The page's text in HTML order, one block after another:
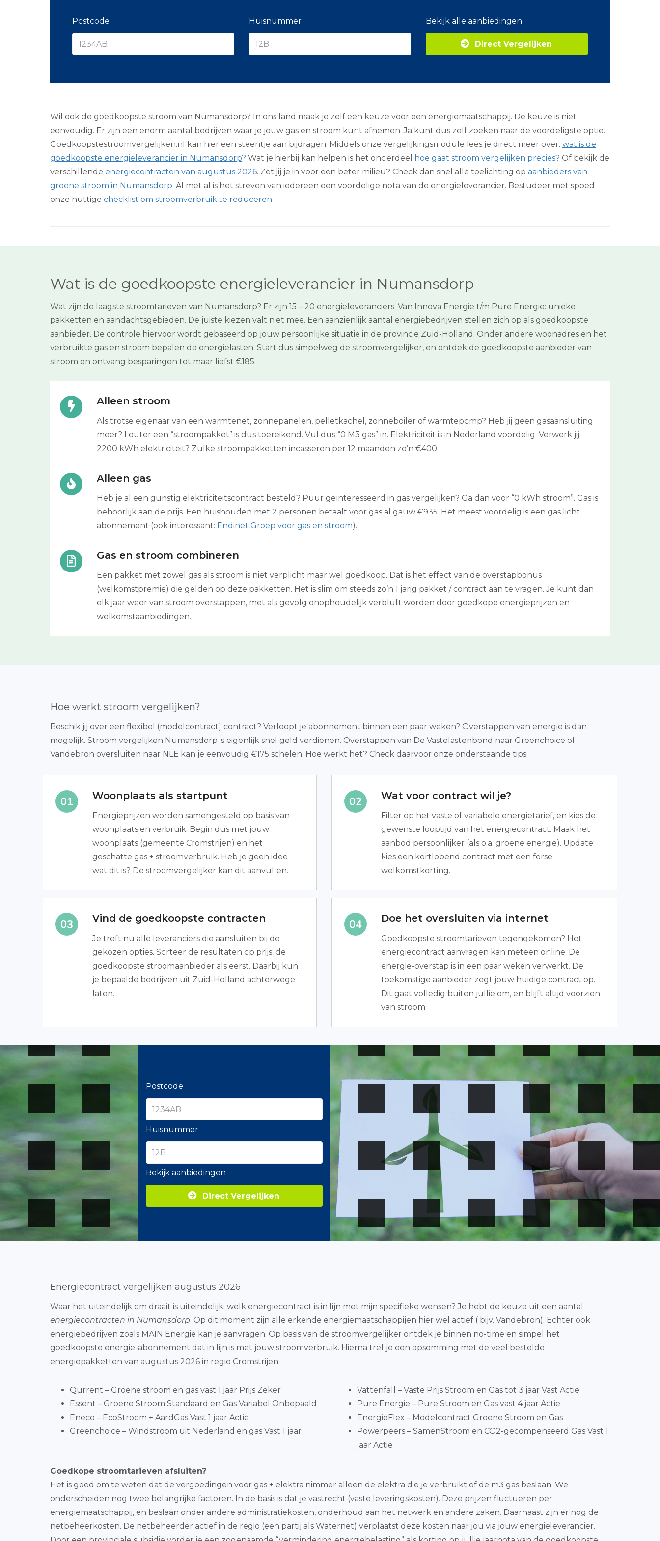
a
e
m
Z
j
n
e
g
i
Postcode Huisnummer Bekijk alle aanbiedingen
Direct Vergelijken
Wil ook de goedkoopste stroom van Numansdorp? In ons land maak je zelf een keuze voor een energiemaatschappij. De keuze is niet
eenvoudig. Er zijn een enorm aantal bedrijven waar je jouw gas en stroom kunt afnemen. Ja kunt dus zelf zoeken naar de voordeligste optie.
Goedkoopstestroomvergelijken.nl kan hier een steentje aan bijdragen. Middels onze vergelijkingsmodule lees je direct meer over: wat is de
goedkoopste energieleverancier in Numansdorp? Wat je hierbij kan helpen is het onderdeel hoe gaat stroom vergelijken precies? Of bekijk de
verschillende energiecontracten van augustus 2026. Zet jij je in voor een beter milieu? Check dan snel alle toelichting op aanbieders van
groene stroom in Numansdorp. Al met al is het streven van iedereen een voordelige nota van de energieleverancier. Bestudeer met spoed
onze nuttige checklist om stroomverbruik te reduceren.
Wat is de goedkoopste energieleverancier in Numansdorp
Wat zijn de laagste stroomtarieven van Numansdorp? Er zijn 15 – 20 energieleveranciers. Van Innova Energie t/m Pure Energie: unieke
pakketten en aandachtsgebieden. De juiste kiezen valt niet mee. Een aanzienlijk aantal energiebedrijven stellen zich op als goedkoopste
aanbieder. De controle hiervoor wordt gebaseerd op jouw persoonlijke situatie in de provincie Zuid-Holland. Onder andere woonadres en het
verbruikte gas en stroom bepalen de energielasten. Start dus simpelweg de stroomvergelijker, en ontdek de goedkoopste aanbieder van
stroom en ontvang besparingen tot maar liefst €185.
Alleen stroom
Als trotse eigenaar van een warmtenet, zonnepanelen, pelletkachel, zonneboiler of warmtepomp? Heb jij geen gasaansluiting
meer? Louter een “stroompakket” is dus toereikend. Vul dus “0 M3 gas” in. Elektriciteit is in Nederland voordelig. Verwerk jij
2200 kWh elektriciteit? Zulke stroompakketten incasseren per 12 maanden zo’n €400.
Alleen gas
Heb je al een gunstig elektriciteitscontract besteld? Puur geïnteresseerd in gas vergelijken? Ga dan voor “0 kWh stroom”. Gas is
behoorlijk aan de prijs. Een huishouden met 2 personen betaalt voor gas al gauw €935. Het meest voordelig is een gas licht
abonnement (ook interessant: Endinet Groep voor gas en stroom).
Gas en stroom combineren
Een pakket met zowel gas als stroom is niet verplicht maar wel goedkoop. Dat is het effect van de overstapbonus
(welkomstpremie) die gelden op deze pakketten. Het is slim om steeds zo’n 1 jarig pakket / contract aan te vragen. Je kunt dan
elk jaar weer van stroom overstappen, met als gevolg onophoudelijk verbluft worden door goedkope energieprijzen en
welkomstaanbiedingen.
Hoe werkt stroom vergelijken?
Beschik jij over een flexibel (modelcontract) contract? Verloopt je abonnement binnen een paar weken? Overstappen van energie is dan
mogelijk. Stroom vergelijken Numansdorp is eigenlijk snel geld verdienen. Overstappen van De Vastelastenbond naar Greenchoice of
Vandebron oversluiten naar NLE kan je eenvoudig €175 schelen. Hoe werkt het? Check daarvoor onze onderstaande tips.
Woonplaats als startpunt
Energieprijzen worden samengesteld op basis van
woonplaats en verbruik. Begin dus met jouw
woonplaats (gemeente Cromstrijen) en het
geschatte gas + stroomverbruik. Heb je geen idee
wat dit is? De stroomvergelijker kan dit aanvullen.
Wat voor contract wil je?
Filter op het vaste of variabele energietarief, en kies de
gewenste looptijd van het energiecontract. Maak het
aanbod persoonlijker (als o.a. groene energie). Update:
kies een kortlopend contract met een forse
welkomstkorting.
Vind de goedkoopste contracten
Je treft nu alle leveranciers die aansluiten bij de
gekozen opties. Sorteer de resultaten op prijs: de
goedkoopste stroomaanbieder als eerst. Daarbij kun
je bepaalde bedrijven uit Zuid-Holland achterwege
laten.
Doe het oversluiten via internet
Goedkoopste stroomtarieven tegengekomen? Het
energiecontract aanvragen kan meteen online. De
energie-overstap is in een paar weken verwerkt. De
toekomstige aanbieder zegt jouw huidige contract op.
Dit gaat volledig buiten jullie om, en blijft altijd voorzien
van stroom.
Postcode
Huisnummer
Bekijk aanbiedingen
Direct Vergelijken
Energiecontract vergelijken augustus 2026
Waar het uiteindelijk om draait is uiteindelijk: welk energiecontract is in lijn met mijn specifieke wensen? Je hebt de keuze uit een aantal
energiecontracten in Numansdorp. Op dit moment zijn alle erkende energiemaatschappijen hier wel actief ( bijv. Vandebron). Echter ook
energiebedrijven zoals MAIN Energie kan je aanvragen. Op basis van de stroomvergelijker ontdek je binnen no-time en simpel het
goedkoopste energie-abonnement dat in lijn is met jouw stroomverbruik. Hierna tref je een opsomming met de veel bestelde
energiepakketten van augustus 2026 in regio Cromstrijen.
Qurrent – Groene stroom en gas vast 1 jaar Prijs Zeker
Essent – Groene Stroom Standaard en Gas Variabel Onbepaald
Eneco – EcoStroom + AardGas Vast 1 jaar Actie
Greenchoice – Windstroom uit Nederland en gas Vast 1 jaar
Vattenfall – Vaste Prijs Stroom en Gas tot 3 jaar Vast Actie
Pure Energie – Pure Stroom en Gas vast 4 jaar Actie
EnergieFlex – Modelcontract Groene Stroom en Gas
Powerpeers – SamenStroom en CO2-gecompenseerd Gas Vast 1
jaar Actie
Goedkope stroomtarieven afsluiten?
Het is goed om te weten dat de vergoedingen voor gas + elektra nimmer alleen de elektra die je verbruikt of de m3 gas beslaan. We
onderscheiden nog twee belangrijke factoren. In de basis is dat je vastrecht (vaste leveringskosten). Deze prijzen fluctueren per
energiemaatschappij, en beslaan onder andere administratiekosten, onderhoud aan het netwerk en andere zaken. Daarnaast zijn er nog de
netbeheerkosten. De netbeheerder actief in de regio (een partij als Waternet) verplaatst deze kosten naar jou via jouw energieleverancier.